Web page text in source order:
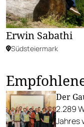
Erwin Sabathi
Südsteiermark
Der
2.289
Jahres